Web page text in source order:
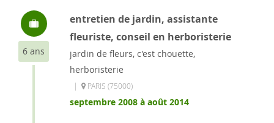
6 ans
entretien de jardin, assistante
fleuriste, conseil en herboristerie
jardin de fleurs, c'est chouette,
herboristerie
| PARIS (75000)
septembre 2008 à août 2014